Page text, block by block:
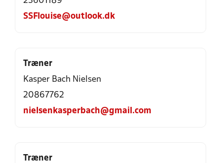
SSFlouise@outlook.dk
Træner
Kasper Bach Nielsen
20867762
nielsenkasperbach@gmail.com
Træner